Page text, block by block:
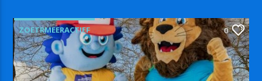
ZOETRMEERACTIEF 0